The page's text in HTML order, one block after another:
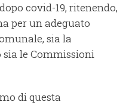
covid-19, ritenendo,
per un adeguato
sia la
sia le Commissioni
di questa